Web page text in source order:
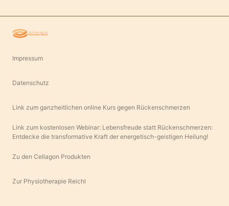
Impressum
Datenschutz
Link zum ganzheitlichen online Kurs gegen Rückenschmerzen
Link zum kostenlosen Webinar: Lebensfreude statt Rückenschmerzen:
Entdecke die transformative Kraft der energetisch-geistigen Heilung!
Zu den Cellagon Produkten
Zur Physiotherapie Reichl